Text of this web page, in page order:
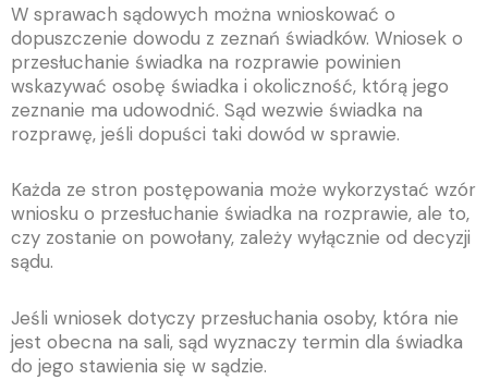
W sprawach sądowych można wnioskować o
dopuszczenie dowodu z zeznań świadków. Wniosek o
przesłuchanie świadka na rozprawie powinien
wskazywać osobę świadka i okoliczność, którą jego
zeznanie ma udowodnić. Sąd wezwie świadka na
rozprawę, jeśli dopuści taki dowód w sprawie.
Każda ze stron postępowania może wykorzystać wzór
wniosku o przesłuchanie świadka na rozprawie, ale to,
czy zostanie on powołany, zależy wyłącznie od decyzji
sądu.
Jeśli wniosek dotyczy przesłuchania osoby, która nie
jest obecna na sali, sąd wyznaczy termin dla świadka
do jego stawienia się w sądzie.